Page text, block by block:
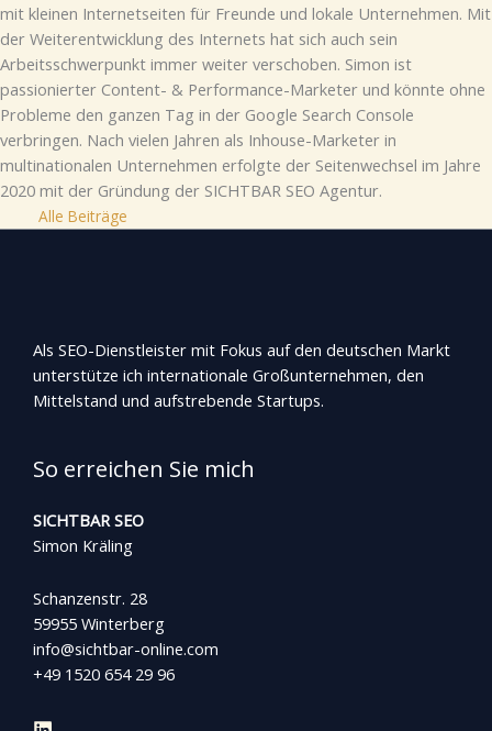
mit kleinen Internetseiten für Freunde und lokale Unternehmen. Mit
der Weiterentwicklung des Internets hat sich auch sein
Arbeitsschwerpunkt immer weiter verschoben. Simon ist
passionierter Content- & Performance-Marketer und könnte ohne
Probleme den ganzen Tag in der Google Search Console
verbringen. Nach vielen Jahren als Inhouse-Marketer in
multinationalen Unternehmen erfolgte der Seitenwechsel im Jahre
2020 mit der Gründung der SICHTBAR SEO Agentur.
Alle Beiträge
Als SEO-Dienstleister mit Fokus auf den deutschen Markt
unterstütze ich internationale Großunternehmen, den
Mittelstand und aufstrebende Startups.
So erreichen Sie mich
SICHTBAR SEO
Simon Kräling
Schanzenstr. 28
59955 Winterberg
info@sichtbar-online.com
+49 1520 654 29 96